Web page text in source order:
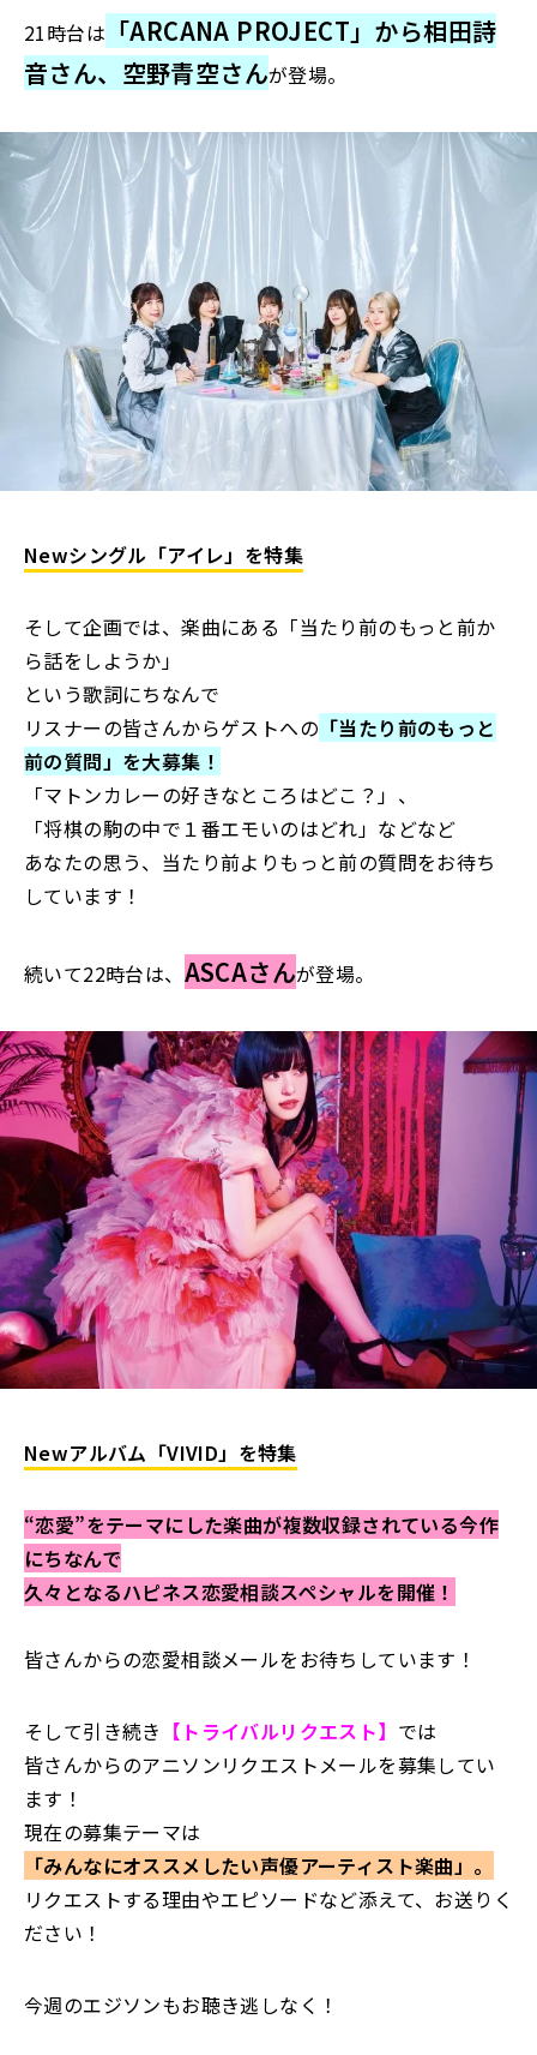
21時台は 「ARCANA PROJECT」から相田詩
音さん、空野青空さんが登場。
Newシングル「アイレ」を特集
そして企画では、楽曲にある「当たり前のもっと前か
ら話をしようか」
という歌詞にちなんで
リスナーの皆さんからゲストへの 「当たり前のもっと
前の質問」を大募集！
「マトンカレーの好きなところはどこ？」、
「将棋の駒の中で１番エモいのはどれ」などなど
あなたの思う、当たり前よりもっと前の質問をお待ち
しています！
続いて22時台は、 ASCAさんが登場。
Newアルバム「VIVID」を特集
“恋愛”をテーマにした楽曲が複数収録されている今作
にちなんで
久々となるハピネス恋愛相談スペシャルを開催！
皆さんからの恋愛相談メールをお待ちしています！
そして引き続き 【トライバルリクエスト】 では
皆さんからのアニソンリクエストメールを募集してい
ます！
現在の募集テーマは
「みんなにオススメしたい声優アーティスト楽曲」。
リクエストする理由やエピソードなど添えて、お送りく
ださい！
今週のエジソンもお聴き逃しなく！